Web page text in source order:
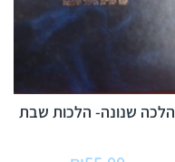
הלכה שנונה- הלכות שבת